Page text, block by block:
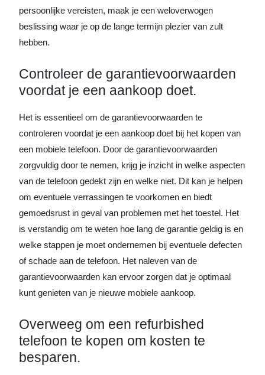
persoonlijke vereisten, maak je een weloverwogen
beslissing waar je op de lange termijn plezier van zult
hebben.
Controleer de garantievoorwaarden
voordat je een aankoop doet.
Het is essentieel om de garantievoorwaarden te
controleren voordat je een aankoop doet bij het kopen van
een mobiele telefoon. Door de garantievoorwaarden
zorgvuldig door te nemen, krijg je inzicht in welke aspecten
van de telefoon gedekt zijn en welke niet. Dit kan je helpen
om eventuele verrassingen te voorkomen en biedt
gemoedsrust in geval van problemen met het toestel. Het
is verstandig om te weten hoe lang de garantie geldig is en
welke stappen je moet ondernemen bij eventuele defecten
of schade aan de telefoon. Het naleven van de
garantievoorwaarden kan ervoor zorgen dat je optimaal
kunt genieten van je nieuwe mobiele aankoop.
Overweeg om een refurbished
telefoon te kopen om kosten te
besparen.